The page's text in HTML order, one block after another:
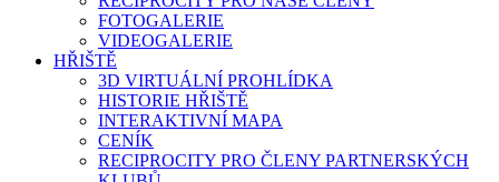
FOTOGALERIE
VIDEOGALERIE
HŘIŠTĚ
3D VIRTUÁLNÍ PROHLÍDKA
HISTORIE HŘIŠTĚ
INTERAKTIVNÍ MAPA
CENÍK
RECIPROCITY PRO ČLENY PARTNERSKÝCH